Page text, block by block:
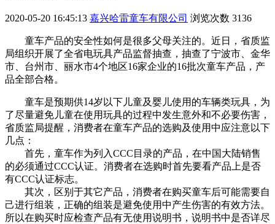
2020-05-20 16:45:13 嘉兴哈雷童车有限公司 浏览次数 3136
童车产品的安全性如何是很多父母关注的。近日，省质监
局组织开展了全省电玩具产品监督抽查，抽查了宁波市、金华
市、台州市、丽水市4个地区16家企业的16批次童车产品，产
品全部合格。
童车是预期供14岁以下儿童及婴儿使用的车辆类玩具，为
了尽量避免儿童在使用玩具的过程中发生意外和不必要伤害，
省质监局提醒，消费者在童车产品的选购及使用中应注意以下
几点：
首先，童车作为列入CCC目录的产品，在中国大陆销售
的必须通过CCC认证。消费者在选购时首先要看产品上是否
有CCC认证标志。
其次，区别于其它产品，消费者在购买童车后可能需要自
己进行组装，正确的组装是避免使用中产生伤害的有效方法。
所以在购买时应检查产品有无使用说明书，说明书中是否详尽